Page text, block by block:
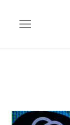
Menu